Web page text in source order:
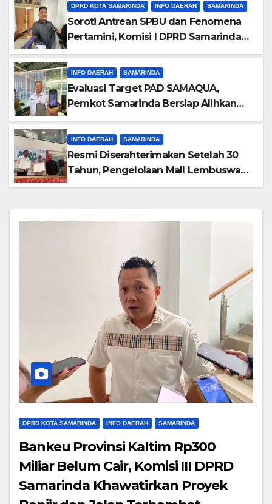
DPRD KOTA SAMARINDA INFO DAERAH SAMARINDA
Soroti Antrean SPBU dan Fenomena
Pertamini, Komisi I DPRD Samarinda
Desak Evaluasi Kuota BBM
INFO DAERAH SAMARINDA
Evaluasi Target PAD SAMAQUA,
Pemkot Samarinda Bersiap Alihkan
Pengelolaan ke Tim Profesional
INFO DAERAH SAMARINDA
Resmi Diserahterimakan Setelah 30
Tahun, Pengelolaan Mall Lembuswana
Dialihkan ke PT MBS
DPRD KOTA SAMARINDA INFO DAERAH SAMARINDA
Bankeu Provinsi Kaltim Rp300
Miliar Belum Cair, Komisi III DPRD
Samarinda Khawatirkan Proyek